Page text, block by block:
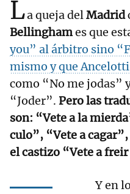
La queja delMadrid
Bellinghames que
you” al árbitro sino
mismo y queAncelotti
como “No me jodas”
“Joder”. Pero las
son: “Vete a la
culo”, “Vete a
el castizo “Vete a
Y en